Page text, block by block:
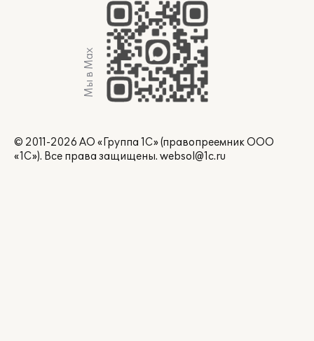
Мы в Max
© 2011-2026 АО «Группа 1С» (правопреемник ООО
«1С»). Все права защищены. websol@1c.ru